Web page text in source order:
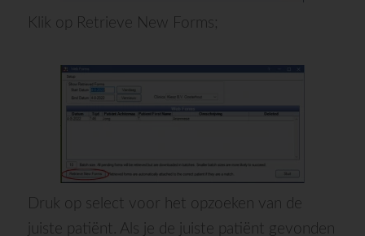
Klik op Retrieve New Forms;
Druk op select voor het opzoeken van de
juiste patiënt. Als je de juiste patiënt gevonden